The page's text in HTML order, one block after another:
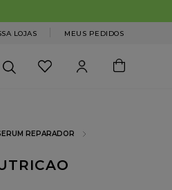
LOJAS MEUS PEDIDOS
REPARADOR